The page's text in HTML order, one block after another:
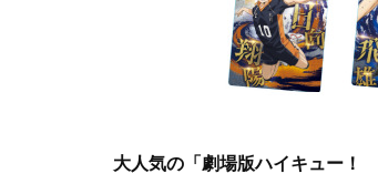
大人気の「劇場版ハイキュー！